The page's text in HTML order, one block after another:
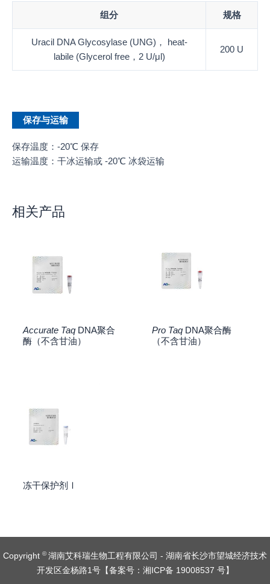
组分 规格
Uracil DNA Glycosylase (UNG)， heat-
labile (Glycerol free，2 U/μl)
200 U
保存与运输
保存温度：-20℃ 保存
运输温度：干冰运输或 -20℃ 冰袋运输
相关产品
Accurate TaqDNA聚合
酶（不含甘油）
Pro TaqDNA聚合酶
（不含甘油）
冻干保护剂Ⅰ
Copyright ©湖南艾科瑞生物工程有限公司 - 湖南省长沙市望城经济技术
开发区金杨路1号【备案号：湘ICP备 19008537 号】